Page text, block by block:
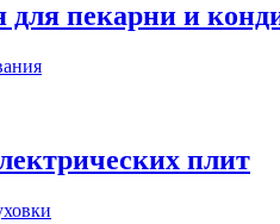
для пекарни и
плит